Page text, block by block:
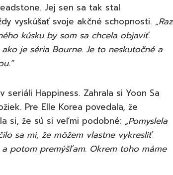
Jej sen sa tak stal
vyskúšať svoje akčné schopnosti. „Raz
kúsku by som sa chcela objaviť.
je séria Bourne. Je to neskutočné a
seriáli Happiness. Zahrala si Yoon Sa
Pre Elle Korea povedala, že
si, že sú si veľmi podobné: „Pomyslela
sa mi, že môžem vlastne vykresliť
potom premýšľam. Okrem toho máme